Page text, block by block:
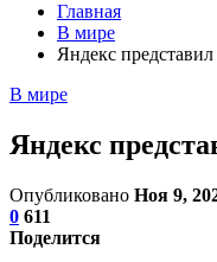
Главная
В мире
Яндекс
В мире
Яндекс
Опубликовано Ноя 9,
0 611
Поделится